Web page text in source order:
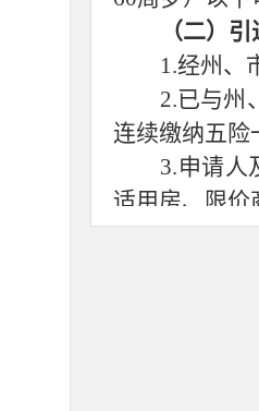
（二）
1.经州、
2.已与州
连续缴纳五险
3.申请人
适用房、限价
4.申请人